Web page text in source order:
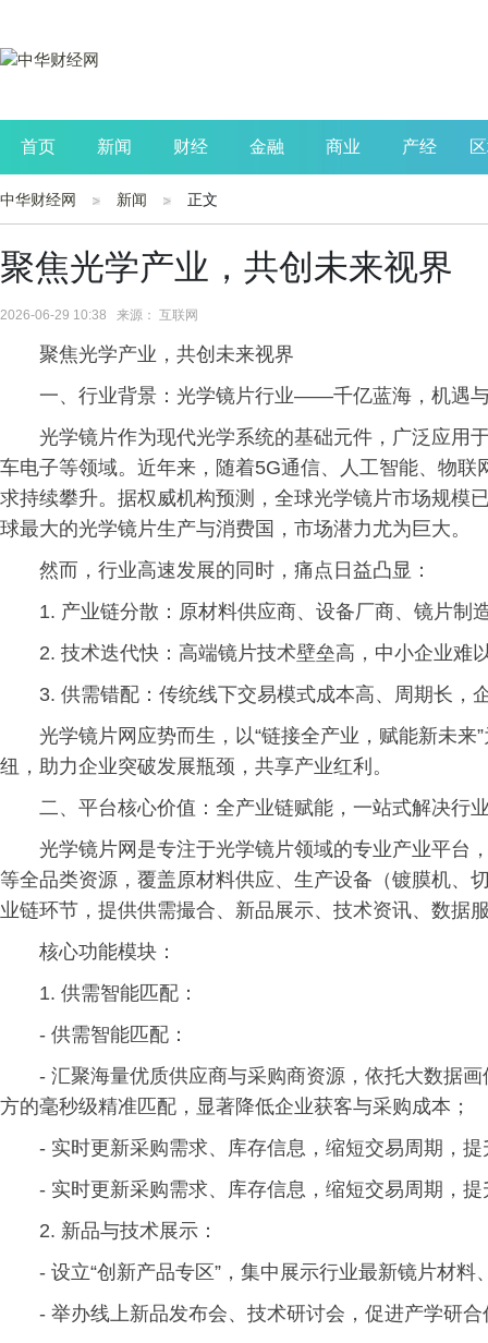
首页 新闻 财经 金融 商业 产经
公司 生活 读书
中华财经网 新闻 正文
聚焦光学产业，共创未来视界
2026-06-29 10:38 来源： 互联网
聚焦光学产业，共创未来视界
一、行业背景：光学镜片行业——千亿蓝海，机遇
光学镜片作为现代光学系统的基础元件，广泛应用
车电子等领域。近年来，随着5G通信、人工智能、物
求持续攀升。据权威机构预测，全球光学镜片市场规模
球最大的光学镜片生产与消费国，市场潜力尤为巨大。
然而，行业高速发展的同时，痛点日益凸显：
1. 产业链分散：原材料供应商、设备厂商、镜片制
2. 技术迭代快：高端镜片技术壁垒高，中小企业难
3. 供需错配：传统线下交易模式成本高、周期长，
光学镜片网应势而生，以“链接全产业，赋能新未
纽，助力企业突破发展瓶颈，共享产业红利。
二、平台核心价值：全产业链赋能，一站式解决行
光学镜片网是专注于光学镜片领域的专业产业平台
等全品类资源，覆盖原材料供应、生产设备（镀膜机、
业链环节，提供供需撮合、新品展示、技术资讯、数据
核心功能模块：
1. 供需智能匹配：
- 供需智能匹配：
- 汇聚海量优质供应商与采购商资源，依托大数据
方的毫秒级精准匹配，显著降低企业获客与采购成本；
- 实时更新采购需求、库存信息，缩短交易周期，
- 实时更新采购需求、库存信息，缩短交易周期，提
2. 新品与技术展示：
- 设立“创新产品专区”，集中展示行业最新镜片材
- 举办线上新品发布会、技术研讨会，促进产学研合